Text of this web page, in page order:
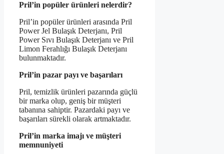
Pril’in popüler ürünleri nelerdir?
Pril’in popüler ürünleri arasında Pril
Power Jel Bulaşık Deterjanı, Pril
Power Sıvı Bulaşık Deterjanı ve Pril
Limon Ferahlığı Bulaşık Deterjanı
bulunmaktadır.
Pril’in pazar payı ve başarıları
Pril, temizlik ürünleri pazarında güçlü
bir marka olup, geniş bir müşteri
tabanına sahiptir. Pazardaki payı ve
başarıları sürekli olarak artmaktadır.
Pril’in marka imajı ve müşteri
memnuniyeti